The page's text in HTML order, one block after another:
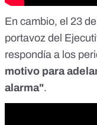
En cambio, el 23
portavoz del
respondía a los
motivo para
alarma".